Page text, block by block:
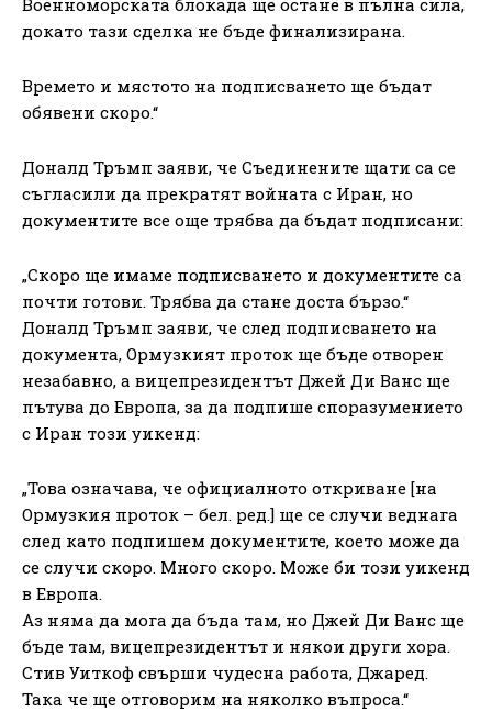
Военноморската блокада ще остане в пълна сила,
докато тази сделка не бъде финализирана.
Времето и мястото на подписването ще бъдат
обявени скоро.“
Доналд Тръмп заяви, че Съединените щати са се
съгласили да прекратят войната с Иран, но
документите все още трябва да бъдат подписани:
„Скоро ще имаме подписването и документите са
почти готови. Трябва да стане доста бързо.“
Доналд Тръмп заяви, че след подписването на
документа, Ормузкият проток ще бъде отворен
незабавно, а вицепрезидентът Джей Ди Ванс ще
пътува до Европа, за да подпише споразумението
с Иран този уикенд:
„Това означава, че официалното откриване [на
Ормузкия проток – бел. ред.] ще се случи веднага
след като подпишем документите, което може да
се случи скоро. Много скоро. Може би този уикенд
в Европа.
Аз няма да мога да бъда там, но Джей Ди Ванс ще
бъде там, вицепрезидентът и някои други хора.
Стив Уиткоф свърши чудесна работа, Джаред.
Така че ще отговорим на няколко въпроса.“